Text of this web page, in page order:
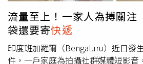
出道時的蔡健雅，很愛寫歌、是一個
我的音樂跟我的歌做瘋狂的事情，謝
持。」雖然她自嘲這場演唱會沒辦法
冷門歌曲依舊倒背如流，更不斷高喊
分。
流量至上！一家人為搏關
袋還要寄快遞
印度班加羅爾（Bengaluru）近日發
件，一戶家庭為拍攝社群媒體短影